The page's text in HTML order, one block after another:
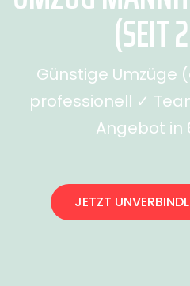
(SEIT
Günstige Umzüge
professionell ✓
Angebot in
JETZT